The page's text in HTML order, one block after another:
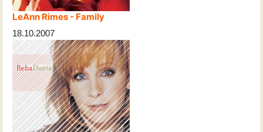
LeAnn Rimes - Family
18.10.2007